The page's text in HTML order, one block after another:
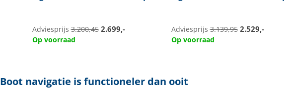
Adviesprijs3.200,45 2.699,-
Op voorraad
Adviesprijs3.139,95 2.529,-
Op voorraad
Boot navigatie is functioneler dan ooit